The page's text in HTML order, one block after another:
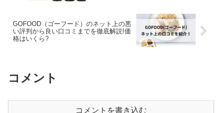
GOFOOD（ゴーフード）のネット上の悪
い評判から良い口コミまでを徹底解説!価
格はいくら?
コメント
コメントを書き込む